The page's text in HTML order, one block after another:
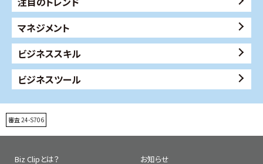
マネジメント
ビジネススキル
ビジネスツール
審査 24-S706
Biz Clipとは？ お知らせ